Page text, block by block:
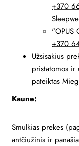
+370
"OPUS
+370
Užsisakius
pristatomos ir
pateiktas
Kaune:
Smulkias prekes
antčiužinis ir